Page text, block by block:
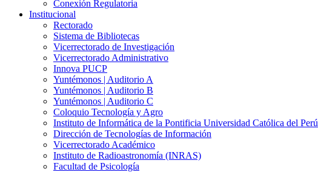
Conexión Regulatoria
Institucional
Rectorado
Sistema de Bibliotecas
Vicerrectorado de Investigación
Vicerrectorado Administrativo
Innova PUCP
Yuntémonos | Auditorio A
Yuntémonos | Auditorio B
Yuntémonos | Auditorio C
Coloquio Tecnología y Agro
Instituto de Informática de la Pontificia Universidad Católica del Perú
Dirección de Tecnologías de Información
Vicerrectorado Académico
Instituto de Radioastronomía (INRAS)
Facultad de Psicología